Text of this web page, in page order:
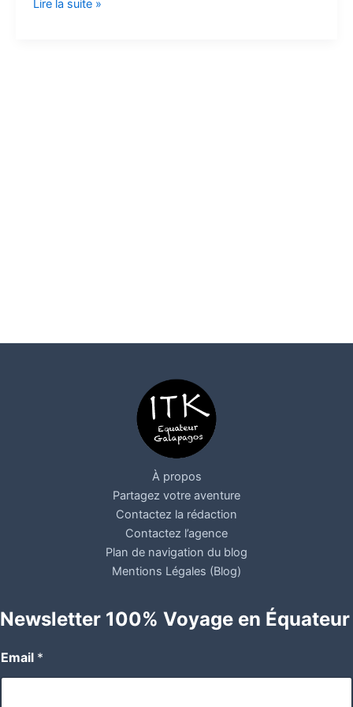
Lire la suite »
À propos
Partagez votre aventure
Contactez la rédaction
Contactez l’agence
Plan de navigation du blog
Mentions Légales (Blog)
Newsletter 100% Voyage en Équateur
Email *